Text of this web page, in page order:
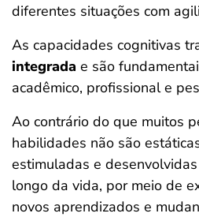
diferentes situações com
As capacidades cognitivas
integrada e são
acadêmico, profissional e
Ao contrário do que muitos
habilidades não são
estimuladas e
longo da vida, por meio de
novos aprendizados e